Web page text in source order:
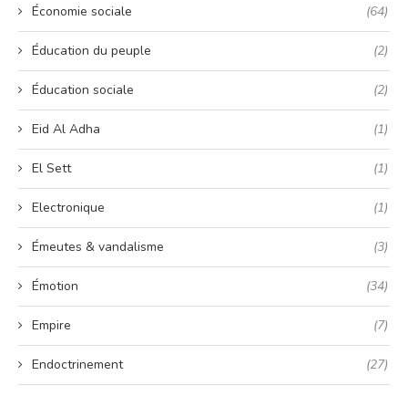
Économie sociale (64)
Éducation du peuple (2)
Éducation sociale (2)
Eid Al Adha (1)
El Sett (1)
Electronique (1)
Émeutes & vandalisme (3)
Émotion (34)
Empire (7)
Endoctrinement (27)